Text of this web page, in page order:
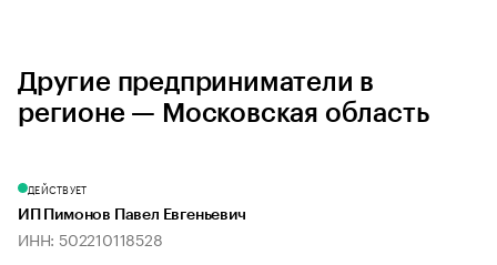
Другие предприниматели в
регионе — Московская область
ДЕЙСТВУЕТ
ИП Пимонов Павел Евгеньевич
ИНН: 502210118528